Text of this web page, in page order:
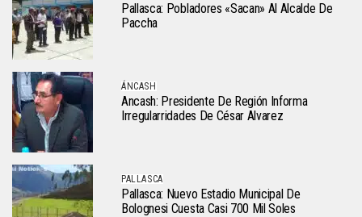
Pallasca: Pobladores «sacan» Al Alcalde De
Paccha
ÁNCASH
Ancash: Presidente De Región Informa
Irregularridades De César Alvarez
PALLASCA
Pallasca: Nuevo Estadio Municipal De
Bolognesi Cuesta Casi 700 Mil Soles